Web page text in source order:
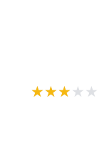
★★★★★
★★★★★